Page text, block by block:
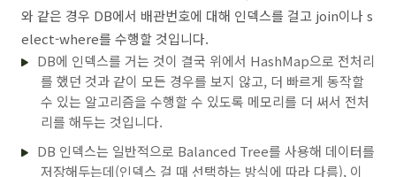
와 같은 경우 DB에서 배관번호에 대해 인덱스를 걸고 join이나 s
elect-where를 수행할 것입니다.
DB에 인덱스를 거는 것이 결국 위에서 HashMap으로 전처리
를 했던 것과 같이 모든 경우를 보지 않고, 더 빠르게 동작할
수 있는 알고리즘을 수행할 수 있도록 메모리를 더 써서 전처
리를 해두는 것입니다.
DB 인덱스는 일반적으로 Balanced Tree를 사용해 데이터를
저장해두는데(인덱스 걸 때 선택하는 방식에 따라 다름), 이